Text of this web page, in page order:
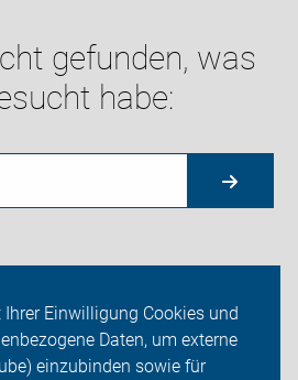
Einwilligung Cookies und
Daten, um externe
einzubinden sowie für
gefunden, was
habe: